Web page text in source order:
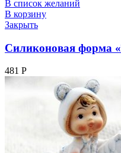
В список желаний
В корзину
Закрыть
Силиконовая форма
481 Р